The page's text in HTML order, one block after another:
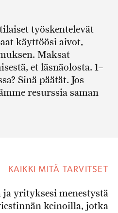
työskentelevät
käyttöösi aivot,
Maksat
et läsnäolosta. 1–
Sinä päätät. Jos
resurssia saman
KAIKKI MITÄ TARVITSET
ja yrityksesi menestystä
keinoilla, jotka